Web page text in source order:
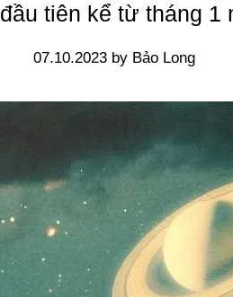
tiên kể từ tháng 1
07.10.2023 by Bảo Long